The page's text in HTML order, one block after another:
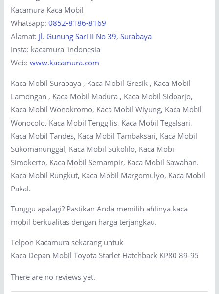
Kacamura Kaca Mobil
Whatsapp:0852-8186-8169
Alamat: Jl. Gunung Sari II No 39, Surabaya
Insta: kacamura_indonesia
Web:www.kacamura.com
Kaca Mobil Surabaya , Kaca Mobil Gresik , Kaca Mobil
Lamongan , Kaca Mobil Madura , Kaca Mobil Sidoarjo,
Kaca Mobil Wonokromo, Kaca Mobil Wiyung, Kaca Mobil
Wonocolo, Kaca Mobil Tenggilis, Kaca Mobil Tegalsari,
Kaca Mobil Tandes, Kaca Mobil Tambaksari, Kaca Mobil
Sukomanunggal, Kaca Mobil Sukolilo, Kaca Mobil
Simokerto, Kaca Mobil Semampir, Kaca Mobil Sawahan,
Kaca Mobil Rungkut, Kaca Mobil Margomulyo, Kaca Mobil
Pakal.
Tunggu apalagi? Pastikan Anda memilih ahlinya kaca
mobil berkualitas dengan harga terjangkau.
Telpon Kacamura sekarang untuk
Kaca Depan Mobil Toyota Starlet Hatchback KP80 89-95
There are no reviews yet.